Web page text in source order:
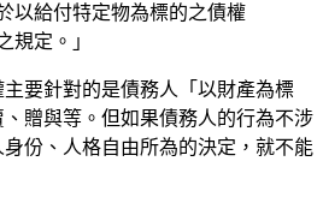
以給付特定物為標的之債權
規定。」
要針對的是債務人「以財產為標
贈與等。但如果債務人的行為不涉
份、人格自由所為的決定，就不能